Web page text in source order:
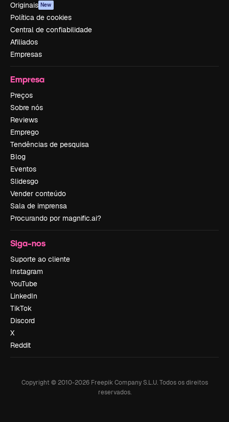
Originais New
Política de cookies
Central de confiabilidade
Afiliados
Empresas
Empresa
Preços
Sobre nós
Reviews
Emprego
Tendências de pesquisa
Blog
Eventos
Slidesgo
Vender conteúdo
Sala de imprensa
Procurando por magnific.ai?
Siga-nos
Suporte ao cliente
Instagram
YouTube
LinkedIn
TikTok
Discord
X
Reddit
Copyright © 2010-2026Freepik Company S.L.U. Todos os direitos
reservados.